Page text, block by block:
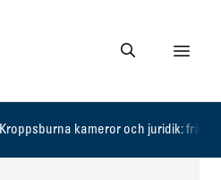
Gå till söksidan
Visa
Kroppsburna kameror och juridik: